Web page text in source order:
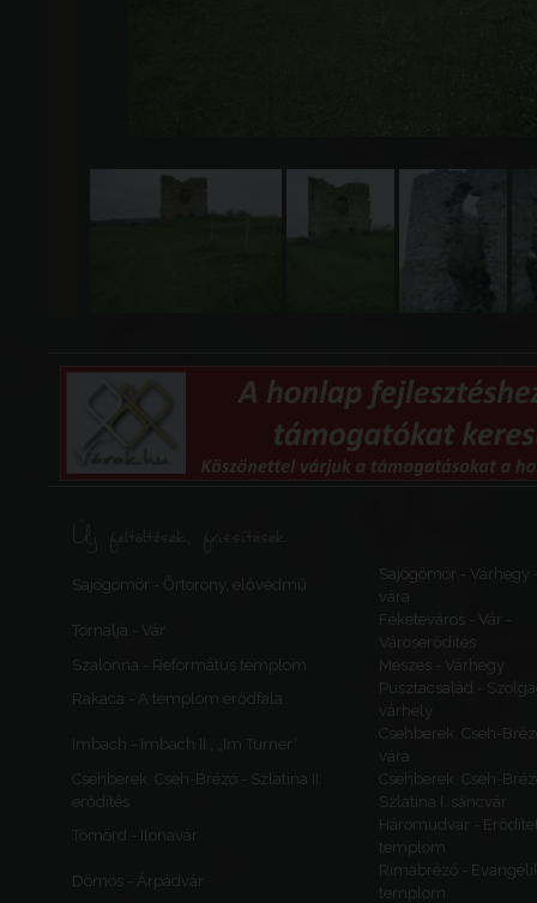
Új feltöltések, frissítések
Sajógömör - Őrtorony, elővédmű
Sajógömör - Várhegy
vára
Tornalja - Vár
Feketeváros - Vár -
Városerődítés
Szalonna - Református templom
Meszes - Várhegy
Rakaca - A templom erődfala
Pusztacsalád -
várhely
Imbach - Imbach II., „Im Turner”
Csehberek, Cseh-
vára
Csehberek, Cseh-Brézó - Szlatina II.
erődítés
Csehberek, Cseh-
Szlatina I. sáncvár
Tömörd - Ilonavár
Háromudvar -
templom
Dömös - Árpádvár
Rimabrézó -
templom